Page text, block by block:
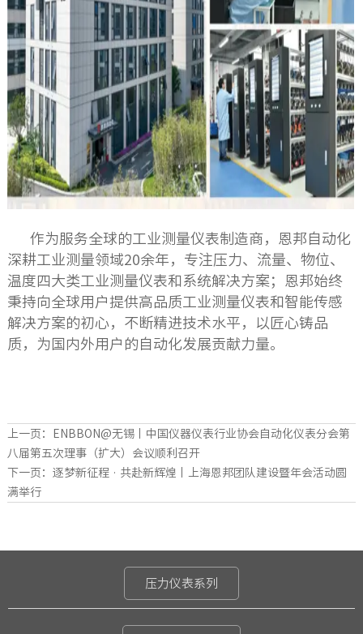
作为服务全球的工业测量仪表制造商，恩邦自动化
深耕工业测量领域20余年，专注压力、流量、物位、
温度四大类工业测量仪表和系统解决方案；恩邦始终
秉持向全球用户提供高品质工业测量仪表和智能传感
解决方案的初心，不断精进技术水平，以匠心铸品
质，为国内外用户的自动化发展贡献力量。
上一页：
ENBBON@无锡丨中国仪器仪表行业协会自动化仪表分会第
八届第五次理事（扩大）会议顺利召开
下一页： 逐梦新征程 · 共赴新辉煌丨上海恩邦团队建设暨年会活动圆
满举行
压力仪表系列